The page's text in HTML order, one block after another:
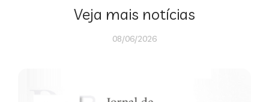
Veja mais notícias
08/06/2026